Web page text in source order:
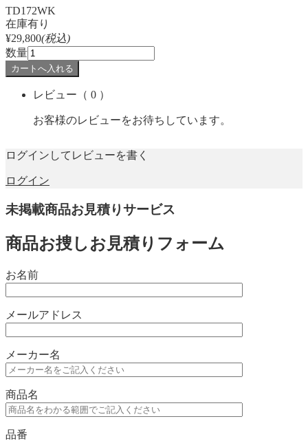
TD172WK
在庫有り
¥29,800(税込)
数量
レビュー （ 0 ）
お客様のレビューをお待ちしています。
ログインしてレビューを書く
ログイン
未掲載商品お見積りサービス
商品お捜しお見積りフォーム
お名前
メールアドレス
メーカー名
商品名
品番